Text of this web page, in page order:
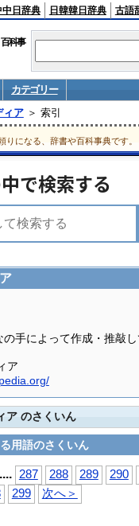
中日辞典 日韓韓日辞典 古語
科事
カテゴリー
ィア＞ 索引
りになる、辞書や百科事典です。
で検索する
手によって作成・推敲
ア
ア のさくいん
用語のさくいん
.... 287 288 289
290
299 次へ＞